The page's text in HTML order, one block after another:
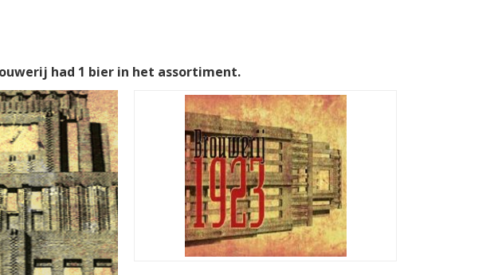
had 1 bier in het assortiment.